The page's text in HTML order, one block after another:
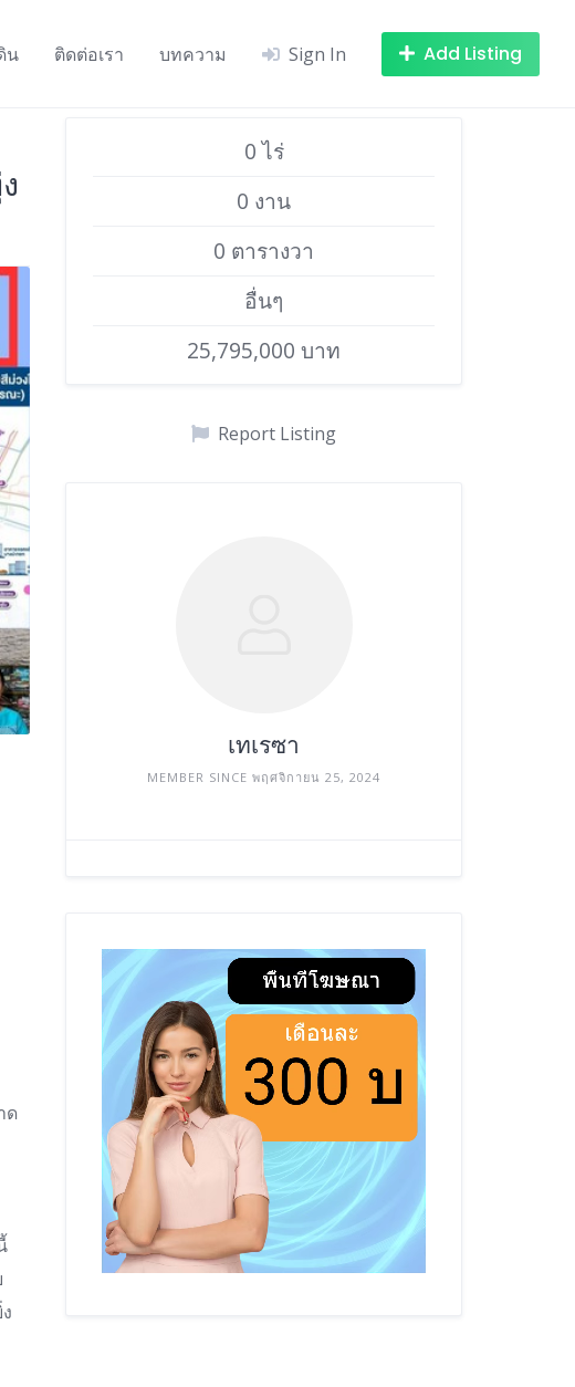
น ติดต่อเรา บทความ Sign In Add Listing
ด
0 ไร่
0 งาน
0 ตารางวา
อื่นๆ
25,795,000 บาท
Report Listing
เทเรซา
MEMBER SINCE พฤศจิกายน 25, 2024